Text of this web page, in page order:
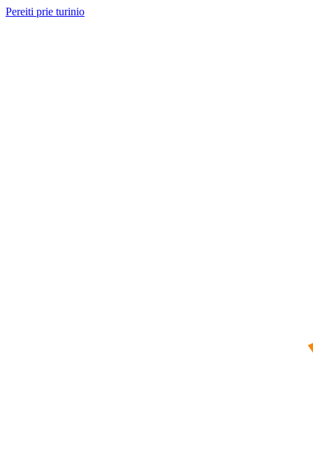
Pereiti prie turinio